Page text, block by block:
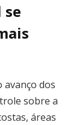
avanço dos
sobre a
áreas